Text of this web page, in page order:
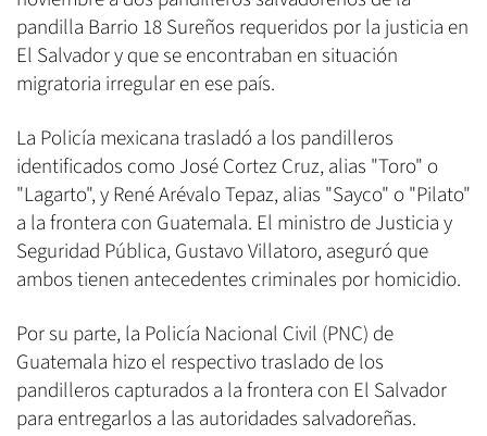
pandilla Barrio 18 Sureños requeridos por la justicia en
El Salvador y que se encontraban en situación
migratoria irregular en ese país.
La Policía mexicana trasladó a los pandilleros
identificados como José Cortez Cruz, alias "Toro" o
"Lagarto", y René Arévalo Tepaz, alias "Sayco" o "Pilato"
a la frontera con Guatemala. El ministro de Justicia y
Seguridad Pública, Gustavo Villatoro, aseguró que
ambos tienen antecedentes criminales por homicidio.
Por su parte, la Policía Nacional Civil (PNC) de
Guatemala hizo el respectivo traslado de los
pandilleros capturados a la frontera con El Salvador
para entregarlos a las autoridades salvadoreñas.